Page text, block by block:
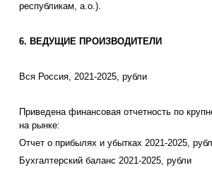
республикам, а.о.).
6. ВЕДУЩИЕ ПРОИЗВОДИТЕЛИ
Вся Россия, 2021-2025, рубли
Приведена финансовая отчетность по
на рынке:
Отчет о прибылях и убытках 2021-2025,
Бухгалтерский баланс 2021-2025, рубли